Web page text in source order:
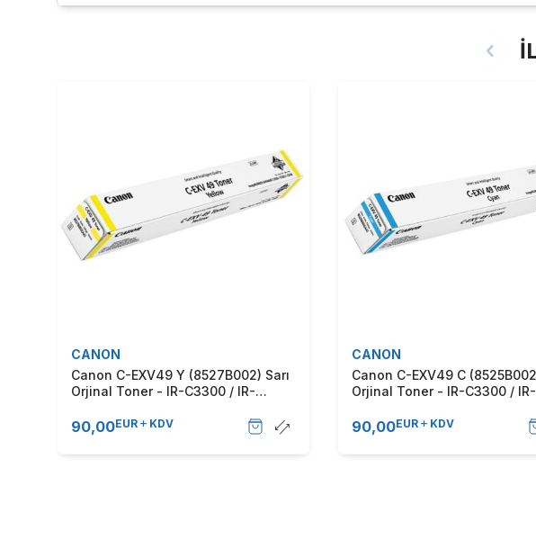
CANON
Canon C-EXV49 Y (8527B002) Sarı
Orjinal Toner - IR-C3300 / IR-
90,00EUR KDV
CANON
Canon C-EXV49 C
Orjinal Toner - IR-C3300 / IR-
90,00EUR KDV